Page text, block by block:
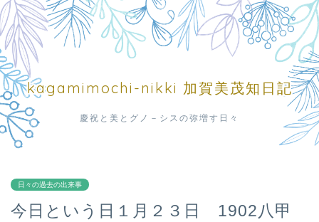
kagamimochi-nikki 加賀美茂知日記
慶祝と美とグノ－シスの弥増す日々
日々の過去の出来事
今日という日１月２３日 1902八甲